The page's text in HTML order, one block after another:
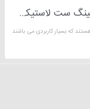
پکینگ ست لاستیکی سایز 75